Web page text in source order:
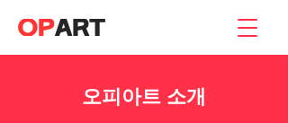
오피아트 소개